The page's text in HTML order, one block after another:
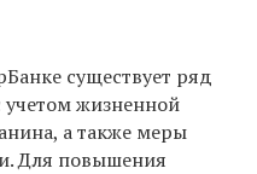
существует ряд
жизненной
а также меры
Для повышения